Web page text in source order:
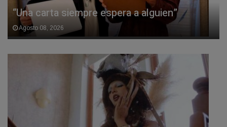
“Una carta siempre espera a alguien”
Agosto 08, 2026